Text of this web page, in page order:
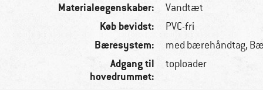
Materialeegenskaber: Vandtæt
Køb bevidst: PVC-fri
Bæresystem: med bærehåndtag,
Adgang til
hovedrummet:
toploader